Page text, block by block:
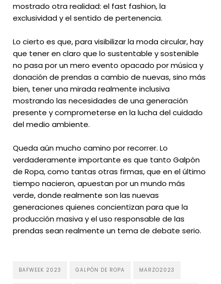
mostrado otra realidad: el fast fashion, la
exclusividad y el sentido de pertenencia.
Lo cierto es que, para visibilizar la moda circular, hay
que tener en claro que lo sustentable y sostenible
no pasa por un mero evento opacado por música y
donación de prendas a cambio de nuevas, sino más
bien, tener una mirada realmente inclusiva
mostrando las necesidades de una generación
presente y comprometerse en la lucha del cuidado
del medio ambiente.
Queda aún mucho camino por recorrer. Lo
verdaderamente importante es que tanto Galpón
de Ropa, como tantas otras firmas, que en el último
tiempo nacieron, apuestan por un mundo más
verde, donde realmente son las nuevas
generaciones quienes concientizan para que la
producción masiva y el uso responsable de las
prendas sean realmente un tema de debate serio.
BAFWEEK 2023 GALPÓN DE ROPA MARZO2023